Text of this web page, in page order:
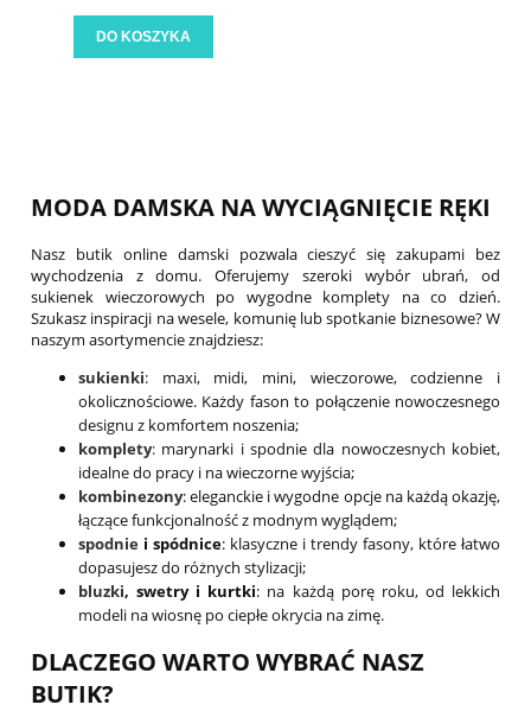
DO KOSZYKA
MODA DAMSKA NA WYCIĄGNIĘCIE RĘKI
Nasz butik online damski pozwala cieszyć się zakupami bez
wychodzenia z domu. Oferujemy szeroki wybór ubrań, od
sukienek wieczorowych po wygodne komplety na co dzień.
Szukasz inspiracji na wesele, komunię lub spotkanie biznesowe? W
naszym asortymencie znajdziesz:
sukienki: maxi, midi, mini, wieczorowe, codzienne i
okolicznościowe. Każdy fason to połączenie nowoczesnego
designu z komfortem noszenia;
komplety: marynarki i spodnie dla nowoczesnych kobiet,
idealne do pracy i na wieczorne wyjścia;
kombinezony: eleganckie i wygodne opcje na każdą okazję,
łączące funkcjonalność z modnym wyglądem;
spodnie i spódnice: klasyczne i trendy fasony, które łatwo
dopasujesz do różnych stylizacji;
bluzki, swetry i kurtki: na każdą porę roku, od lekkich
modeli na wiosnę po ciepłe okrycia na zimę.
DLACZEGO WARTO WYBRAĆ NASZ
BUTIK?